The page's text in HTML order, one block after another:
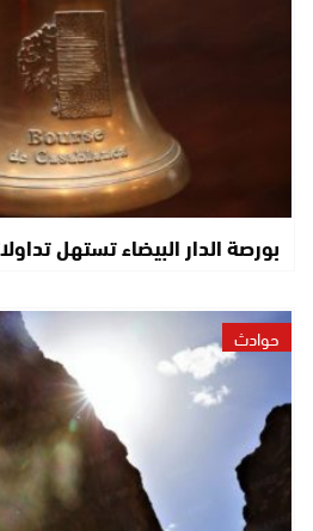
بورصة الدار البيضاء تستهل
حوادث